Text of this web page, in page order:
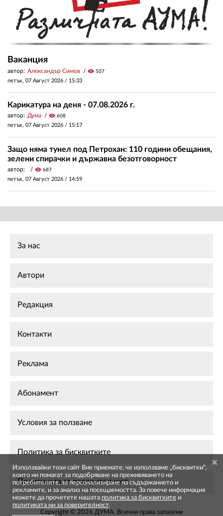
Ваканция
автор: Александър Симов visibility 507
петък, 07 Август 2026 / 15:33
Карикатура на деня - 07.08.2026 г.
автор: Дума visibility 608
петък, 07 Август 2026 / 15:17
Защо няма тунел под Петрохан: 110 години обещания,
зелени спирачки и държавна безотговорност
автор: visibility 687
петък, 07 Август 2026 / 14:59
За нас
Автори
Редакция
Контакти
Реклама
Абонамент
Условия за ползване
Политика за бисквитките
Политиката за поверителност
Copyright © 2026 ДУМА. Всички права запазени
Използвайки този сайт Вие приемате, че използваме „бисквитки",
които ни помагат за подобряване на преживяването на
потребителите, за персонализиране на съдържанието и
рекламите, и за анализ на посещаемостта. За повече информация
можете да прочетете нашата политика за бисквитките и
политиката ни за поверителност.